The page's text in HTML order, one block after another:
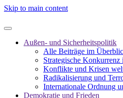
Skip to main content
Außen- und Sicherheitspolitik
Alle Beiträge im
Strategische
Konflikte und Krisen
Radikalisierung und
Internationale Ordnung
Demokratie und Frieden